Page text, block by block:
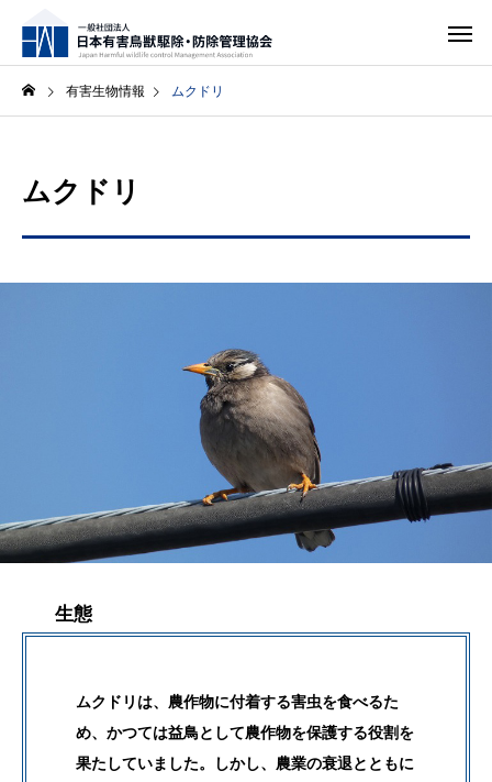
有害生物情報 ムクドリ
ムクドリ
生態
ムクドリは、農作物に付着する害虫を食べるた
め、かつては益鳥として農作物を保護する役割を
果たしていました。しかし、農業の衰退とともに